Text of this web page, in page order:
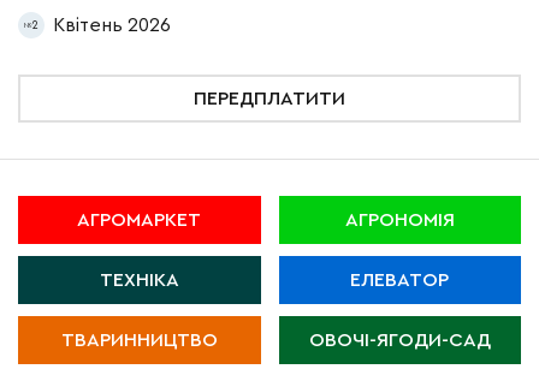
2 Квітень 2026
ПЕРЕДПЛАТИТИ
АГРОМАРКЕТ АГРОНОМІЯ
ТЕХНІКА ЕЛЕВАТОР
ТВАРИННИЦТВО ОВОЧІ-ЯГОДИ-САД